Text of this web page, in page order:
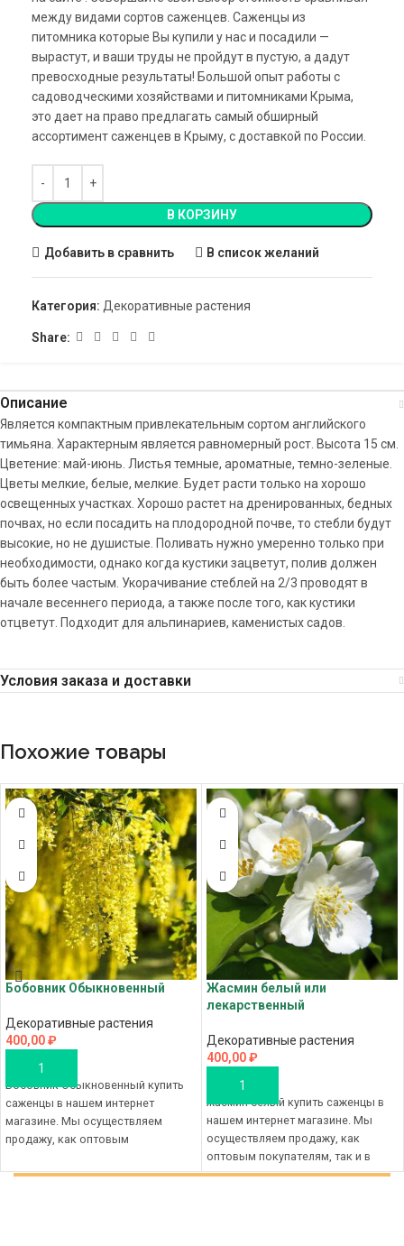
между видами сортов саженцев. Саженцы из
питомника которые Вы купили у нас и посадили —
вырастут, и ваши труды не пройдут в пустую, а дадут
превосходные результаты! Большой опыт работы с
садоводческими хозяйствами и питомниками Крыма,
это дает на право предлагать самый обширный
ассортимент саженцев в Крыму, с доставкой по России.
В КОРЗИНУ
Добавить в сравнить В список желаний
Категория: Декоративные растения
Share:
Описание
Является компактным привлекательным сортом английского
тимьяна. Характерным является равномерный рост. Высота 15 см.
Цветение: май-июнь. Листья темные, ароматные, темно-зеленые.
Цветы мелкие, белые, мелкие. Будет расти только на хорошо
освещенных участках. Хорошо растет на дренированных, бедных
почвах, но если посадить на плодородной почве, то стебли будут
высокие, но не душистые. Поливать нужно умеренно только при
необходимости, однако когда кустики зацветут, полив должен
быть более частым. Укорачивание стеблей на 2/3 проводят в
начале весеннего периода, а также после того, как кустики
отцветут. Подходит для альпинариев, каменистых садов.
Условия заказа и доставки
Похожие товары
Бобовник Обыкновенный
Декоративные растения
400,00₽
В КОРЗИНУ
Бобовник Обыкновенный купить
саженцы в нашем интернет
магазине. Мы осуществляем
продажу, как оптовым
приобретаете саженцы бобовника
Жасмин белый или
лекарственный
Декоративные растения
400,00₽
В КОРЗИНУ
жасмин белый купить саженцы в
нашем интернет магазине. Мы
осуществляем продажу, как
оптовым покупателям, так и в
розницу, вы приобретаете